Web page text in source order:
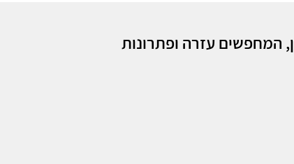
המחפשים עזרה ופתרונות